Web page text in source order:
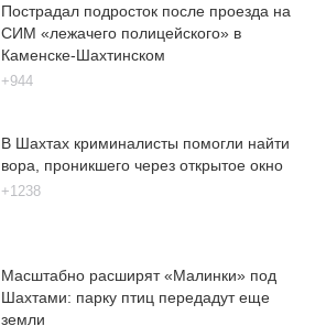
Пострадал подросток после проезда на
СИМ «лежачего полицейского» в
Каменске-Шахтинском
+944
В Шахтах криминалисты помогли найти
вора, проникшего через открытое окно
+1238
Масштабно расширят «Малинки» под
Шахтами: парку птиц передадут еще
земли